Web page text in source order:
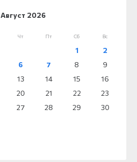
Август 2026
Чт Пт Сб Вс
1
2
6 7 8
9
13 14 15
16
20 21 22
23
27 28 29
30